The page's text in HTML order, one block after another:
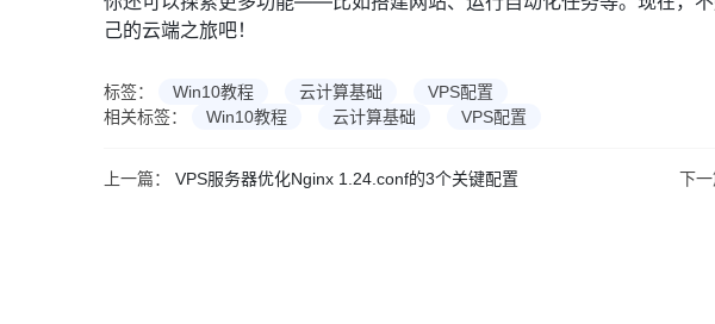
己的云端之旅吧！
标签： Win10教程 云计算基础
VPS配置
相关标签：
Win10教程 云计算基础 VPS配置
上一篇： VPS服务器优化Nginx 1.24.conf的3个关键配置 下一